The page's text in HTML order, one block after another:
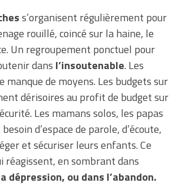
s’organisent régulièrement pour
rouillé, coincé sur la haine, le
Un regroupement ponctuel pour
dans l’insoutenable. Les
manque de moyens. Les budgets sur
dérisoires au profit de budget sur
Les mamans solos, les papas
d’espace de parole, d’écoute,
et sécuriser leurs enfants. Ce
réagissent, en sombrant dans
dépression, ou dans l’abandon.